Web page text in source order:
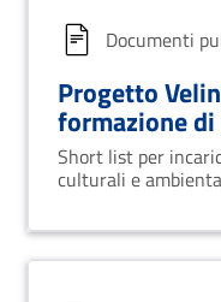
Documenti
Progetto
formazione
esperti e
Short list per
culturali e